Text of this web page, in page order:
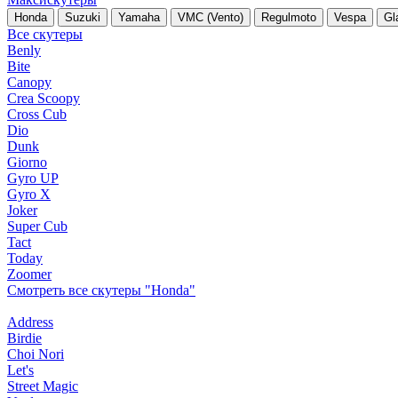
Honda Suzuki Yamaha VMC (Vento) Regulmoto Vespa
Все скутеры
Benly
Bite
Canopy
Crea Scoopy
Cross Cub
Dio
Dunk
Giorno
Gyro UP
Gyro X
Joker
Super Cub
Tact
Today
Zoomer
Смотреть все скутеры "Honda"
Address
Birdie
Choi Nori
Let's
Street Magic